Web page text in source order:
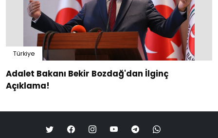
Türkiye
Adalet Bakanı Bekir Bozdağ'dan İlginç
Açıklama!